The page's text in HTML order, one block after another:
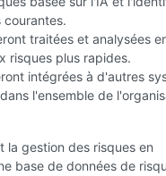
courantes.
traitées et analysées
risques plus rapides.
intégrées à d'autres
l'ensemble de
la gestion des risques en
base de données de